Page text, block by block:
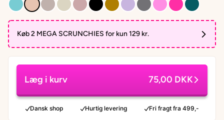
Køb 2 MEGA SCRUNCHIES for kun 129 kr.
Læg i kurv 75,00 DKK
Dansk shop Hurtig levering Fri fragt fra 499,-